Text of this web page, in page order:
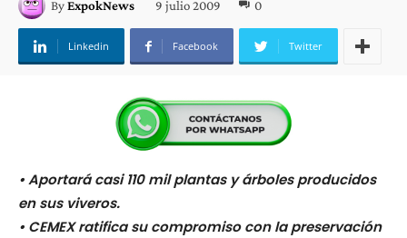
ByExpokNews 9 julio 2009 0
Linkedin Facebook Twitter
• Aportará casi 110 mil plantas y árboles producidos
en sus viveros.
• CEMEX ratifica su compromiso con la preservación